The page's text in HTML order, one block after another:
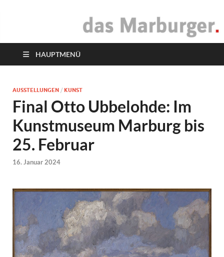
das Marburger.
HAUPTMENÜ
AUSSTELLUNGEN / KUNST
Final Otto Ubbelohde: Im
Kunstmuseum Marburg bis
25. Februar
16. Januar 2024